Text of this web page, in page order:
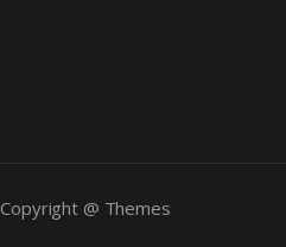
Copyright @ Themes